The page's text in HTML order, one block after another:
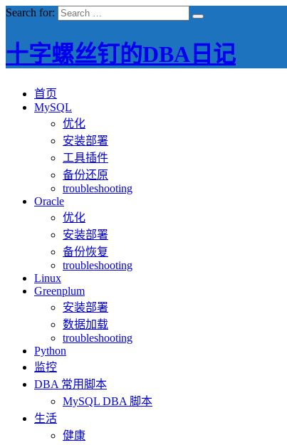
Search for:
十字螺丝钉的DBA日记
首页
MySQL
优化
安装部署
工具插件
备份还原
troubleshooting
Oracle
优化
安装部署
备份恢复
troubleshooting
Linux
Greenplum
安装部署
数据加载
troubleshooting
Python
监控
DBA 常用脚本
MySQL DBA 脚本
生活
健康